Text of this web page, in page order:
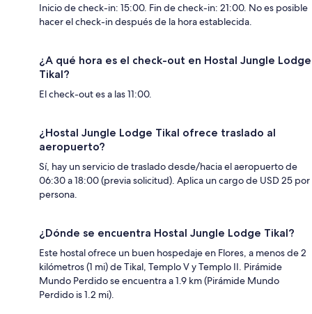
Inicio de check-in: 15:00. Fin de check-in: 21:00. No es posible
hacer el check-in después de la hora establecida.
¿A qué hora es el check-out en Hostal Jungle Lodge
Tikal?
El check-out es a las 11:00.
¿Hostal Jungle Lodge Tikal ofrece traslado al
aeropuerto?
Sí, hay un servicio de traslado desde/hacia el aeropuerto de
06:30 a 18:00 (previa solicitud). Aplica un cargo de USD 25 por
persona.
¿Dónde se encuentra Hostal Jungle Lodge Tikal?
Este hostal ofrece un buen hospedaje en Flores, a menos de 2
kilómetros (1 mi) de Tikal, Templo V y Templo II. Pirámide
Mundo Perdido se encuentra a 1.9 km (Pirámide Mundo
Perdido is 1.2 mi).